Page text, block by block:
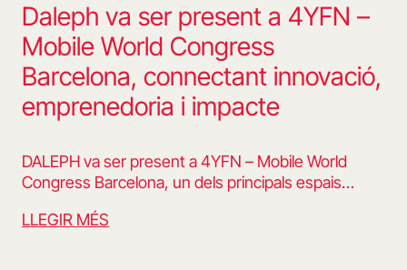
Daleph va ser present a 4YFN –
Mobile World Congress
Barcelona, connectant innovació,
emprenedoria i impacte
DALEPH va ser present a 4YFN – Mobile World
Congress Barcelona, un dels principals espais…
LLEGIR MÉS